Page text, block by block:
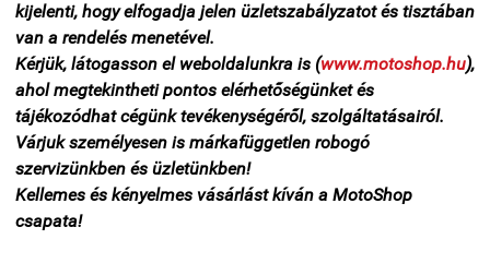
kijelenti, hogy elfogadja jelen üzletszabályzatot és tisztában
van a rendelés menetével.
Kérjük, látogasson el weboldalunkra is (www.motoshop.hu),
ahol megtekintheti pontos elérhetőségünket és
tájékozódhat cégünk tevékenységéről, szolgáltatásairól.
Várjuk személyesen is márkafüggetlen robogó
szervizünkben és üzletünkben!
Kellemes és kényelmes vásárlást kíván a MotoShop
csapata!